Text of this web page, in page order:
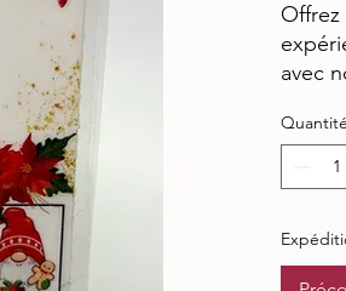
Offrez
avec
pour
notre
Quantité